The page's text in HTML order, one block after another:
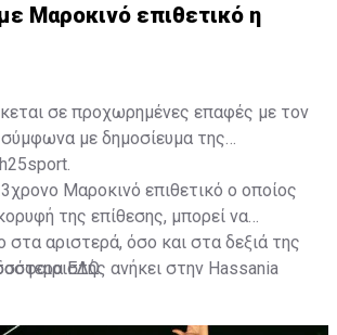
Μαροκινό επιθετικό η
σε προχωρημένες επαφές με τον
με δημοσίευμα της
Μαροκινό επιθετικό ο οποίος
της επίθεσης, μπορεί να
στα αριστερά, όσο και στα δεξιά της
ανήκει στην Hassania
ΕΔΩ.